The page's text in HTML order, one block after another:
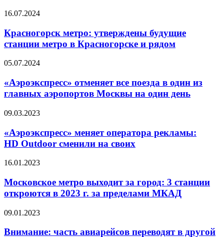
16.07.2024
Красногорск метро: утверждены будущие
станции метро в Красногорске и рядом
05.07.2024
«Аэроэкспресс» отменяет все поезда в один из
главных аэропортов Москвы на один день
09.03.2023
«Аэроэкспресс» меняет оператора рекламы:
HD Outdoor сменили на своих
16.01.2023
Московское метро выходит за город: 3 станции
откроются в 2023 г. за пределами МКАД
09.01.2023
Внимание: часть авиарейсов переводят в другой